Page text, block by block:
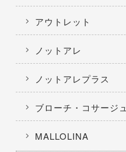
アウトレット
ノットアレ
ノットアレプラス
ブローチ・コサージュ
MALLOLINA